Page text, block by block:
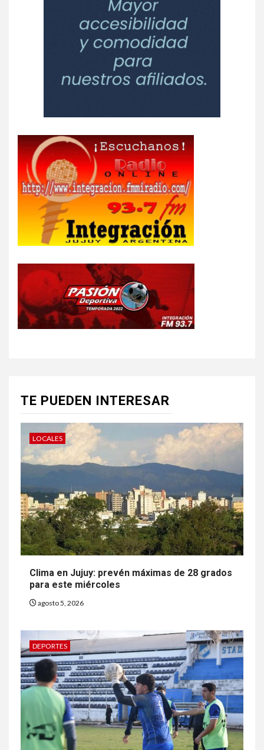
TE PUEDEN INTERESAR
LOCALES
Clima en Jujuy: prevén máximas de 28 grados
para este miércoles
agosto 5, 2026
DEPORTES